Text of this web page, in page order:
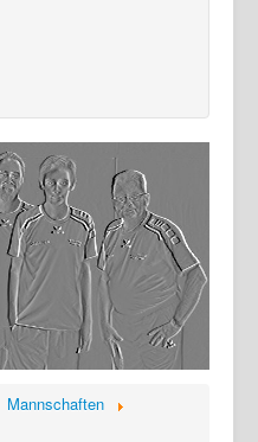
Mannschaften